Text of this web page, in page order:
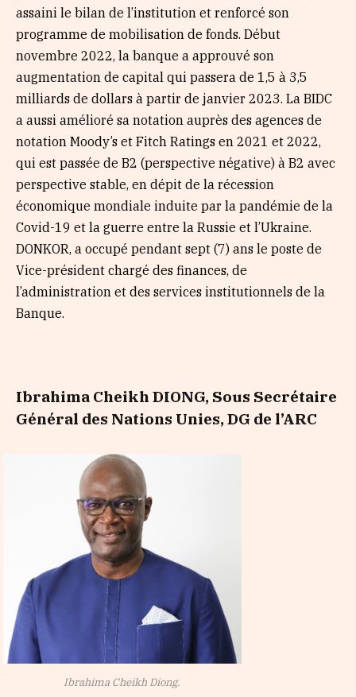
assaini le bilan de l’institution et renforcé son
programme de mobilisation de fonds. Début
novembre 2022, la banque a approuvé son
augmentation de capital qui passera de 1,5 à 3,5
milliards de dollars à partir de janvier 2023. La BIDC
a aussi amélioré sa notation auprès des agences de
notation Moody’s et Fitch Ratings en 2021 et 2022,
qui est passée de B2 (perspective négative) à B2 avec
perspective stable, en dépit de la récession
économique mondiale induite par la pandémie de la
Covid-19 et la guerre entre la Russie et l’Ukraine.
DONKOR, a occupé pendant sept (7) ans le poste de
Vice-président chargé des finances, de
l’administration et des services institutionnels de la
Banque.
Ibrahima Cheikh DIONG, Sous Secrétaire
Général des Nations Unies, DG de l’ARC
Ibrahima Cheikh Diong.